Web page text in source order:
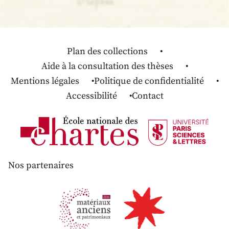
Plan des collections
Aide à la consultation des thèses
Mentions légales
Politique de confidentialité
Accessibilité
Contact
Nos partenaires